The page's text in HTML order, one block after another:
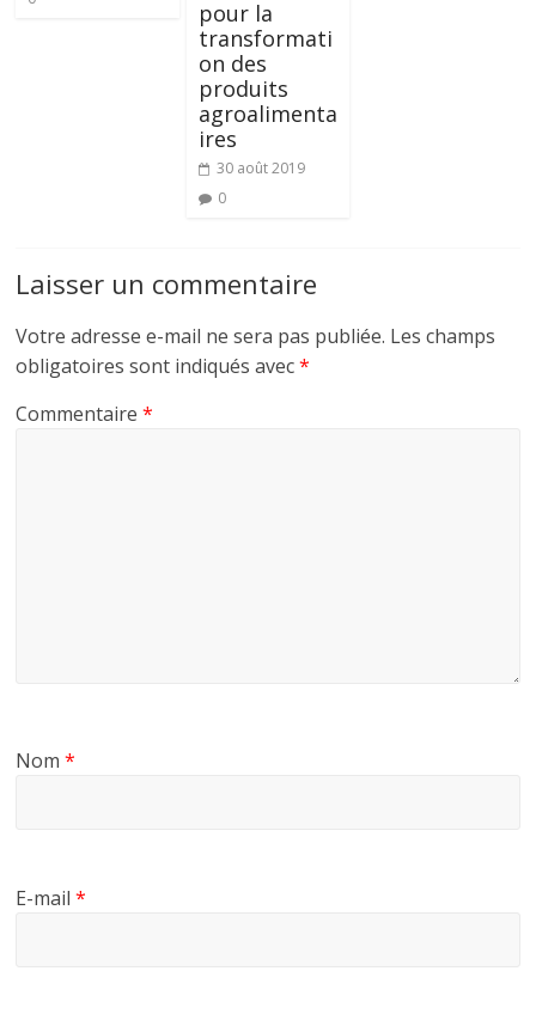
pour la
transformati
on des
produits
agroalimenta
ires
30 août 2019
0
Laisser un commentaire
Votre adresse e-mail ne sera pas publiée. Les champs
obligatoires sont indiqués avec*
Commentaire*
Nom*
E-mail*